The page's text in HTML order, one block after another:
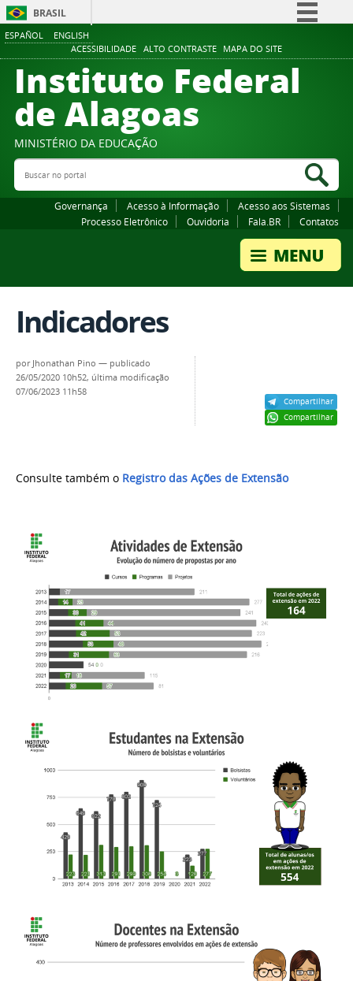
ESPAÑOL ENGLISH
ACESSIBILIDADE ALTO CONTRASTE MAPA DO SITE
BRASIL
Comunica BR
Participe
Canais
Instituto Federal
de Alagoas
MINISTÉRIO DA EDUCAÇÃO
Buscar no portal
Governança Acesso à Informação
Acesso aos Sistemas
Processo Eletrônico
Ouvidoria Fala.BR Contatos
Indicadores
Compartilhar
Compartilhar
por Jhonathan Pino — publicado
26/05/2020 10h52, última modificação
07/06/2023 11h58
Consulte também o Registro das Ações de Extensão